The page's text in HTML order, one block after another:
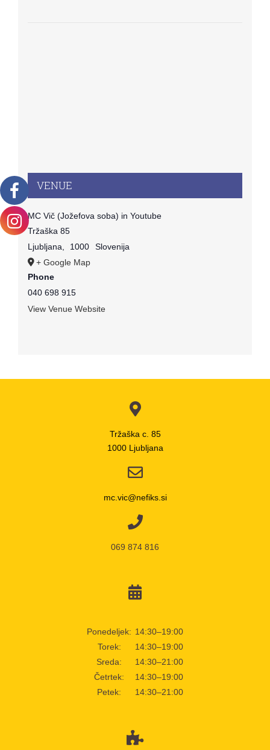
VENUE
MC Vič (Jožefova soba) in Youtube
Tržaška 85
Ljubljana
1000
Slovenija
+ Google Map
Phone
040 698 915
View Venue Website
Tržaška c. 85
1000 Ljubljana
mc.vic@nefiks.si
069 874 816
Ponedeljek: 14:30–19:00
Torek:
14:30–19:00
Sreda:
14:30–21:00
Četrtek:
14:30–19:00
Petek:
14:30–21:00